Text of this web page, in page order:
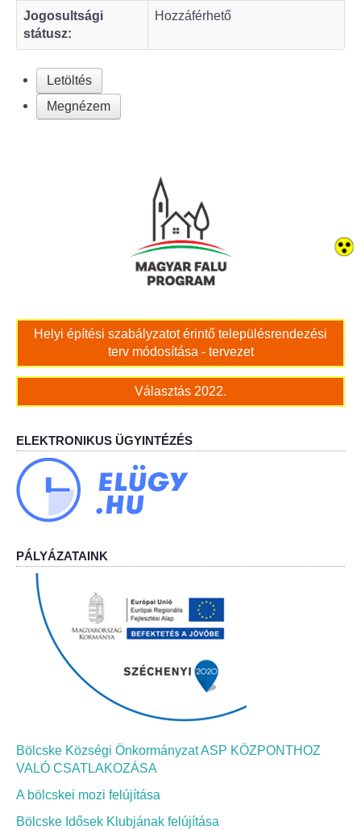
Szállások
Református Egyház
Bölcskei Rákóczi Horgász Egyesület
Bölcskei Sportegyesület
Bölcskei Sólymok Íjász Baráti Kör
Múló Évek Nyugdíjas Klub
Katolikus Egyház
Bölcskei Önkéntes Tűzoltó Egyesület
Bölcskei Néptánc Egyesület
Bölcskei Polgárőrség
HIVATAL
Szervezeti felépítés
Dokumentumok
Nyomtatványok
Szabályzatok
Jogosultsági
státusz:
Hozzáférhető
Letöltés
Megnézem
Helyi építési szabályzatot érintő településrendezési
terv módosítása - tervezet
Választás 2022.
ELEKTRONIKUS ÜGYINTÉZÉS
PÁLYÁZATAINK
Bölcske Községi Önkormányzat ASP KÖZPONTHOZ
VALÓ CSATLAKOZÁSA
A bölcskei mozi felújítása
Bölcske Idősek Klubjának felújítása